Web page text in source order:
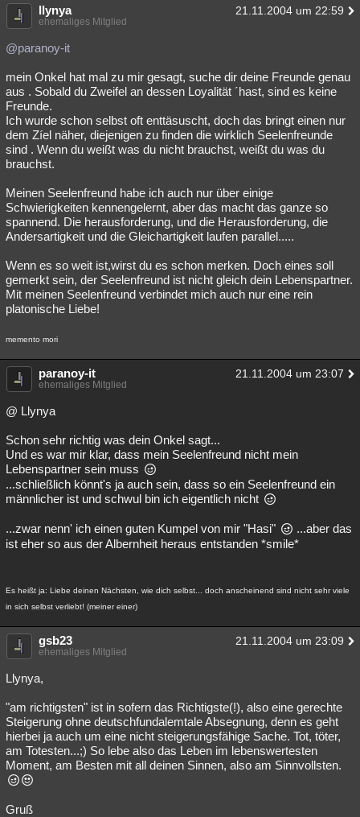
llynya 21.11.2004 um 22:59
ehemaliges Mitglied
@paranoy-it
mein Onkel hat mal zu mir gesagt, suche dir deine Freunde genau
aus . Sobald du Zweifel an dessen Loyalität ´hast, sind es keine
Freunde.
Ich wurde schon selbst oft enttäsuscht, doch das bringt einen nur
dem Zíel näher, diejenigen zu finden die wirklich Seelenfreunde
sind . Wenn du weißt was du nicht brauchst, weißt du was du
brauchst.
Meinen Seelenfreund habe ich auch nur über einige
Schwierigkeiten kennengelernt, aber das macht das ganze so
spannend. Die herausforderung, und die Herausforderung, die
Andersartigkeit und die Gleichartigkeit laufen parallel.....
Wenn es so weit ist,wirst du es schon merken. Doch eines soll
gemerkt sein, der Seelenfreund ist nicht gleich dein Lebenspartner.
Mit meinen Seelenfreund verbindet mich auch nur eine rein
platonische Liebe!
memento mori
paranoy-it 21.11.2004 um 23:07
ehemaliges Mitglied
@ Llynya
Schon sehr richtig was dein Onkel sagt...
Und es war mir klar, dass mein Seelenfreund nicht mein
Lebenspartner sein muss
...schließlich könnt's ja auch sein, dass so ein Seelenfreund ein
männlicher ist und schwul bin ich eigentlich nicht
...zwar nenn' ich einen guten Kumpel von mir "Hasi"
...aber das
ist eher so aus der Albernheit heraus entstanden *smile*
Es heißt ja: Liebe deinen Nächsten, wie dich selbst... doch anscheinend sind nicht sehr viele
in sich selbst verliebt! (meiner einer)
gsb23 21.11.2004 um 23:09
ehemaliges Mitglied
Llynya,
"am richtigsten" ist in sofern das Richtigste(!), also eine gerechte
Steigerung ohne deutschfundalemtale Absegnung, denn es geht
hierbei ja auch um eine nicht steigerungsfähige Sache. Tot, töter,
am Totesten...;) So lebe also das Leben im lebenswertesten
Moment, am Besten mit all deinen Sinnen, also am Sinnvollsten.
Gruß